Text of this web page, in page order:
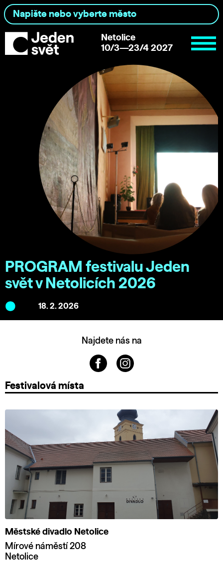
Netolice
10/3—23/4 2027
PROGRAM festivalu Jeden
svět v Netolicích 2026
18. 2. 2026
Najdete nás na
Festivalová místa
Městské divadlo Netolice
Mírové náměstí 208
Netolice